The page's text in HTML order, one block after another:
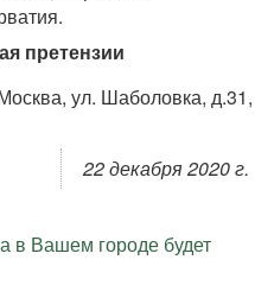
претензии
ул. Шаболовка, д.31,
22 декабря 2020 г.
в Вашем городе будет